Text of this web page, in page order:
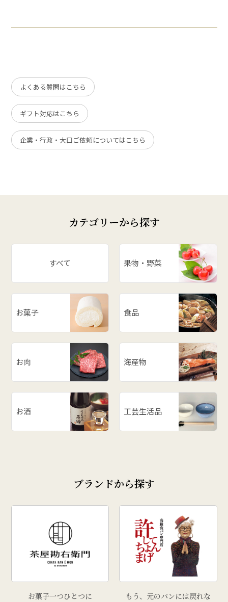
よくある質問はこちら
ギフト対応はこちら
企業・行政・大口ご依頼についてはこちら
カテゴリーから探す
すべて 果物・野菜
お菓子 食品
お肉 海産物
お酒 工芸生活品
ブランドから探す
お菓子一つひとつに
もう、元のパンには戻れな